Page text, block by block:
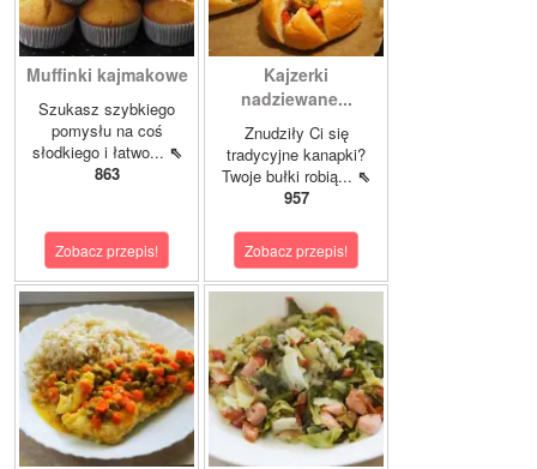
Muffinki kajmakowe
Szukasz szybkiego
pomysłu na coś
słodkiego i łatwo... ⇖
863
Zobacz przepis!
Kajzerki
nadziewane...
Znudziły Ci się
tradycyjne kanapki?
Twoje bułki robią... ⇖
957
Zobacz przepis!